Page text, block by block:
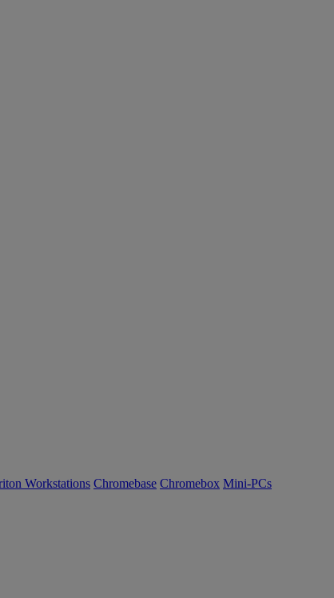
Workstations Chromebase Chromebox Mini-PCs